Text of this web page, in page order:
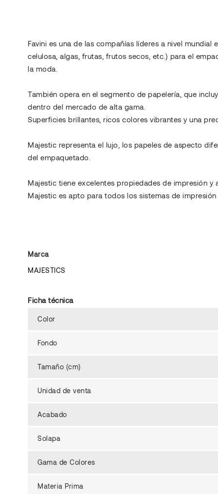
Favini es una de las compañías líderes a nivel
celulosa, algas, frutas, frutos secos, etc.) para el
la moda.
También opera en el segmento de papelería, que
dentro del mercado de alta gama.
Superficies brillantes, ricos colores vibrantes y una
Majestic representa el lujo, los papeles de aspecto
del empaquetado.
Majestic tiene excelentes propiedades de impresión y
Majestic es apto para todos los sistemas de
Marca
MAJESTICS
Ficha técnica
Color
Fondo
Tamaño (cm)
Unidad de venta
Acabado
Solapa
Gama de Colores
Materia Prima